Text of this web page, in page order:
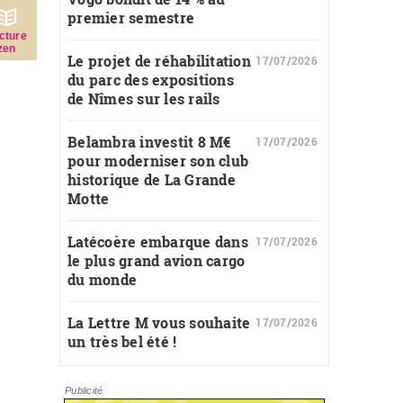
premier semestre
Le projet de réhabilitation
du parc des expositions
de Nîmes sur les rails
17/07/2026
Belambra investit 8 M€
pour moderniser son club
historique de La Grande
Motte
17/07/2026
Latécoère embarque dans
le plus grand avion cargo
du monde
17/07/2026
La Lettre M vous souhaite
un très bel été !
17/07/2026
Publicité